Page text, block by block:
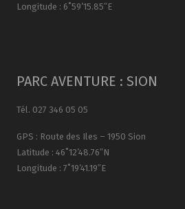
Longitude : 6˚59’15.85″E
PARC AVENTURE : SION
Tél. 027 346 05 05
GPS : Route des Iles – 1950 Sion
Latitude : 46˚12’48.76″N
Longitude : 7˚19’41.19″E